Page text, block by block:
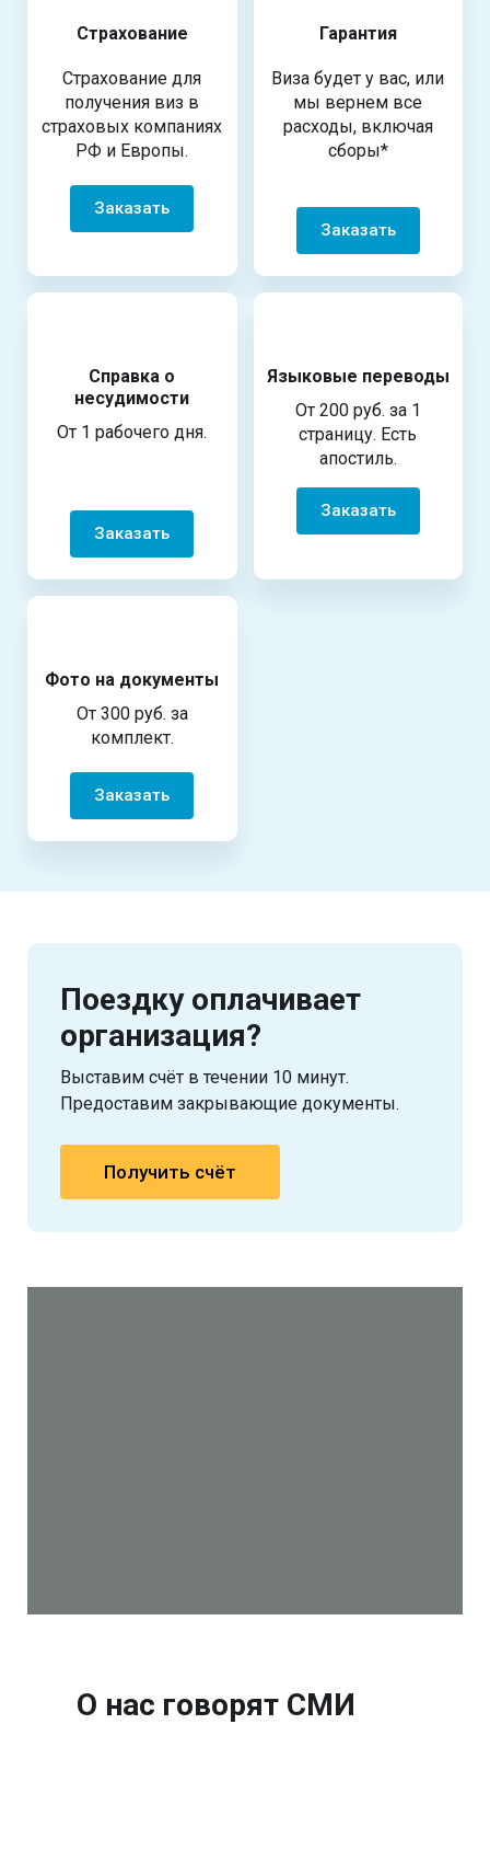
Страхование
Страхование для
получения виз в
страховых компаниях
РФ и Европы.
Заказать
Гарантия
Виза будет у вас, или
мы вернем все
расходы, включая
сборы*
Заказать
Справка о
несудимости
От 1 рабочего дня.
Заказать
Языковые переводы
От 200 руб. за 1
страницу. Есть
апостиль.
Заказать
Фото на документы
От 300 руб. за
комплект.
Заказать
Поездку оплачивает
организация?
Выставим счёт в течении 10 минут.
Предоставим закрывающие документы.
Получить счёт
О нас говорят СМИ